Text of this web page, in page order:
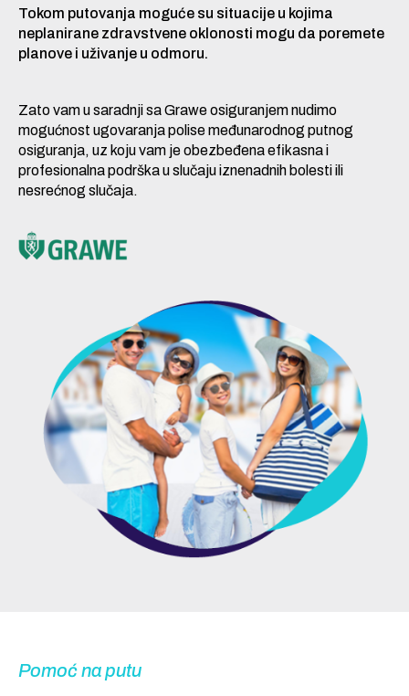
Tokom putovanja moguće su situacije u kojima
neplanirane zdravstvene oklonosti mogu da poremete
planove i uživanje u odmoru.
Zato vam u saradnji sa Grawe osiguranjem nudimo
mogućnost ugovaranja polise međunarodnog putnog
osiguranja, uz koju vam je obezbeđena efikasna i
profesionalna podrška u slučaju iznenadnih bolesti ili
nesrećnog slučaja.
Pomoć na putu